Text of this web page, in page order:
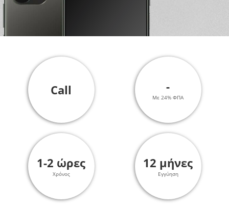
Call -
Με 24% ΦΠΑ
1-2 ώρες
Χρόνος
12 μήνες
Εγγύηση